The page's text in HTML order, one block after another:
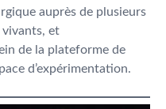
auprès de plusieurs
vivants, et
de la plateforme de
d’expérimentation.